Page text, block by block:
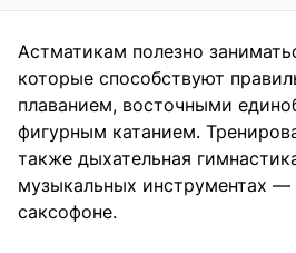
Астматикам полезно
которые способствуют
плаванием, восточными
фигурным катанием.
также дыхательная
музыкальных инструментах —
саксофоне.